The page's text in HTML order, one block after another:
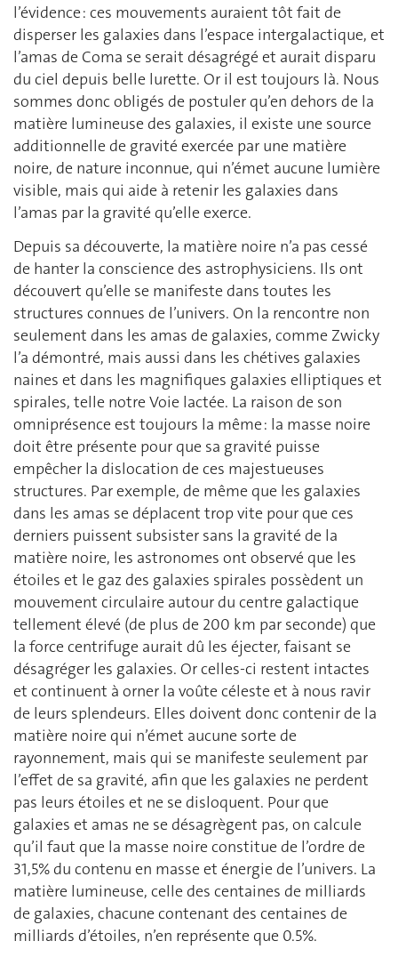
l’évidence : ces mouvements auraient tôt fait de
disperser les galaxies dans l’espace intergalactique, et
l’amas de Coma se serait désagrégé et aurait disparu
du ciel depuis belle lurette. Or il est toujours là. Nous
sommes donc obligés de postuler qu’en dehors de la
matière lumineuse des galaxies, il existe une source
additionnelle de gravité exercée par une matière
noire, de nature inconnue, qui n’émet aucune lumière
visible, mais qui aide à retenir les galaxies dans
l’amas par la gravité qu’elle exerce.
Depuis sa découverte, la matière noire n’a pas cessé
de hanter la conscience des astrophysiciens. Ils ont
découvert qu’elle se manifeste dans toutes les
structures connues de l’univers. On la rencontre non
seulement dans les amas de galaxies, comme Zwicky
l’a démontré, mais aussi dans les chétives galaxies
naines et dans les magnifiques galaxies elliptiques et
spirales, telle notre Voie lactée. La raison de son
omniprésence est toujours la même : la masse noire
doit être présente pour que sa gravité puisse
empêcher la dislocation de ces majestueuses
structures. Par exemple, de même que les galaxies
dans les amas se déplacent trop vite pour que ces
derniers puissent subsister sans la gravité de la
matière noire, les astronomes ont observé que les
étoiles et le gaz des galaxies spirales possèdent un
mouvement circulaire autour du centre galactique
tellement élevé (de plus de 200 km par seconde) que
la force centrifuge aurait dû les éjecter, faisant se
désagréger les galaxies. Or celles-ci restent intactes
et continuent à orner la voûte céleste et à nous ravir
de leurs splendeurs. Elles doivent donc contenir de la
matière noire qui n’émet aucune sorte de
rayonnement, mais qui se manifeste seulement par
l’effet de sa gravité, afin que les galaxies ne perdent
pas leurs étoiles et ne se disloquent. Pour que
galaxies et amas ne se désagrègent pas, on calcule
qu’il faut que la masse noire constitue de l’ordre de
31,5% du contenu en masse et énergie de l’univers. La
matière lumineuse, celle des centaines de milliards
de galaxies, chacune contenant des centaines de
milliards d’étoiles, n’en représente que 0.5%.